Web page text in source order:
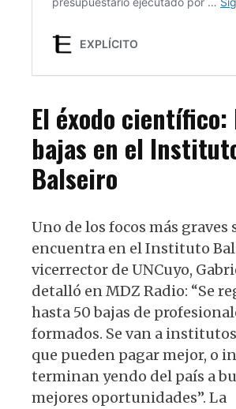
El éxodo científico:
bajas en el
Balseiro
Uno de los focos más graves
encuentra en el Instituto
vicerrector de UNCuyo,
detalló en MDZ Radio: “Se
hasta 50 bajas de
formados. Se van a
que pueden pagar mejor, o
terminan yendo del país a
mejores oportunidades”. La